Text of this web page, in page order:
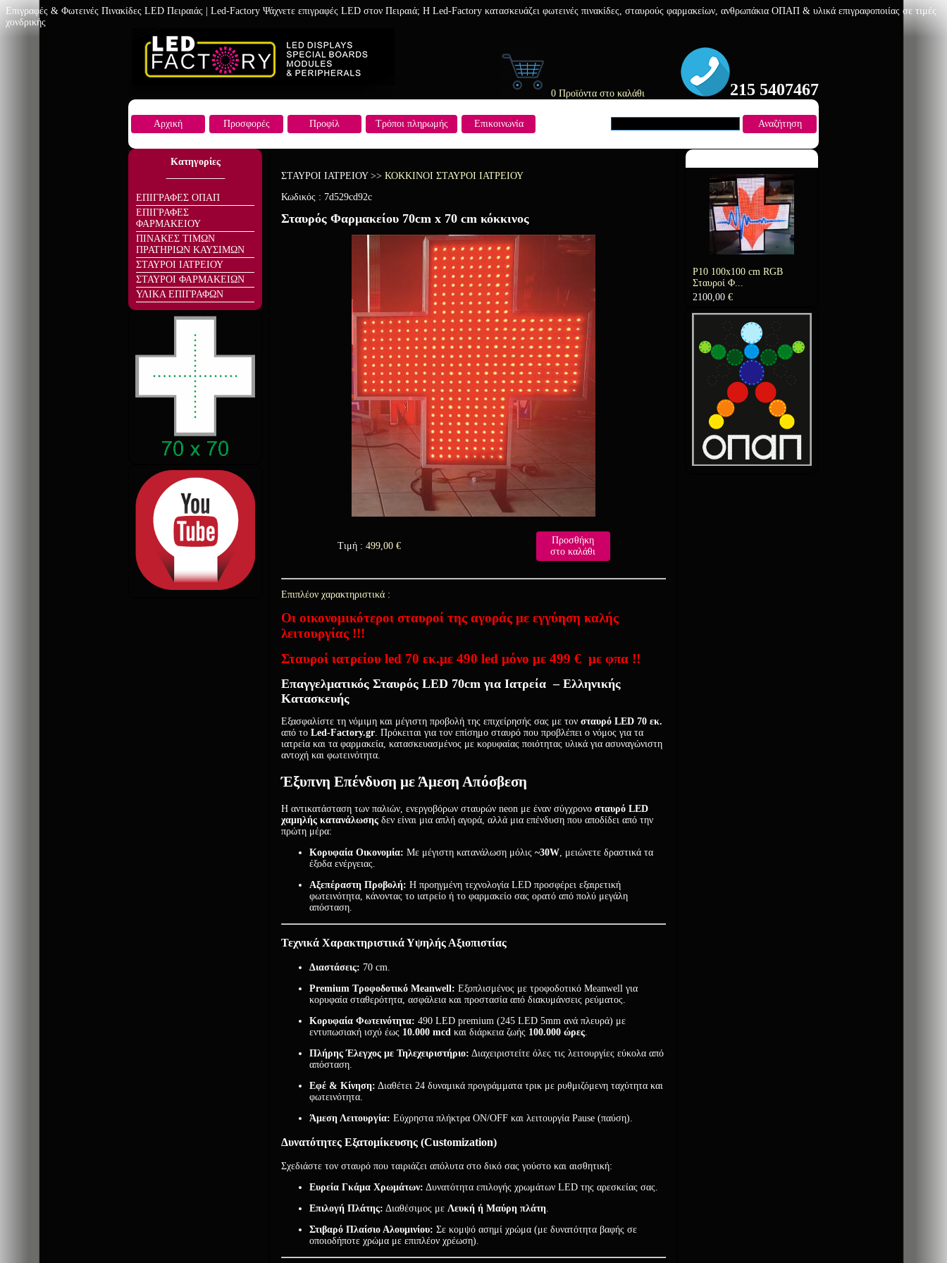
Επιγραφές & Φωτεινές Πινακίδες LED Πειραιάς | Led-Factory Ψάχνετε επιγραφές LED στον Πειραιά; Η Led-Factory κατασκευάζει φωτεινές πινακίδες, σταυρούς φαρμακείων, ανθρωπάκια ΟΠΑΠ & υλικά επιγραφοποιίας σε τιμές
χονδρικής
0 Προϊόντα στο καλάθι 215 5407467
Αρχική Προσφορές Προφίλ Τρόποι πληρωμής Επικοινωνία Αναζήτηση
Κατηγορίες
ΕΠΙΓΡΑΦΕΣ ΟΠΑΠ
ΕΠΙΓΡΑΦΕΣ
ΦΑΡΜΑΚΕΙΟΥ
ΠΙΝΑΚΕΣ ΤΙΜΩΝ
ΠΡΑΤΗΡΙΩΝ ΚΑΥΣΙΜΩΝ
ΣΤΑΥΡΟΙ ΙΑΤΡΕΙΟΥ
ΣΤΑΥΡΟΙ ΦΑΡΜΑΚΕΙΩΝ
ΥΛΙΚΑ ΕΠΙΓΡΑΦΩΝ
ΣΤΑΥΡΟΙ ΙΑΤΡΕΙΟΥ>> ΚΟΚΚΙΝΟΙ ΣΤΑΥΡΟΙ ΙΑΤΡΕΙΟΥ
Κωδικός : 7d529cd92c
Σταυρός Φαρμακείου 70cm x 70 cm κόκκινος
Τιμή : 499,00 €
Προσθήκη
στο καλάθι
Επιπλέον χαρακτηριστικά :
Οι οικονομικότεροι σταυροί της αγοράς με εγγύηση καλής
λειτουργίας !!!
Σταυροί ιατρείου led 70 εκ.με 490 led μόνο με 499 € με φπα !!
Επαγγελματικός Σταυρός LED 70cm για Ιατρεία – Ελληνικής
Κατασκευής
Εξασφαλίστε τη νόμιμη και μέγιστη προβολή της επιχείρησής σας με τον σταυρό LED 70 εκ.
από το Led-Factory.gr. Πρόκειται για τον επίσημο σταυρό που προβλέπει ο νόμος για τα
ιατρεία και τα φαρμακεία, κατασκευασμένος με κορυφαίας ποιότητας υλικά για ασυναγώνιστη
αντοχή και φωτεινότητα.
Έξυπνη Επένδυση με Άμεση Απόσβεση
Η αντικατάσταση των παλιών, ενεργοβόρων σταυρών neon με έναν σύγχρονο σταυρό LED
χαμηλής κατανάλωσης δεν είναι μια απλή αγορά, αλλά μια επένδυση που αποδίδει από την
πρώτη μέρα:
Κορυφαία Οικονομία: Με μέγιστη κατανάλωση μόλις ~30W , μειώνετε δραστικά τα
έξοδα ενέργειας.
Αξεπέραστη Προβολή: Η προηγμένη τεχνολογία LED προσφέρει εξαιρετική
φωτεινότητα, κάνοντας το ιατρείο ή το φαρμακείο σας ορατό από πολύ μεγάλη
απόσταση.
Τεχνικά Χαρακτηριστικά Υψηλής Αξιοπιστίας
Διαστάσεις: 70 cm.
Premium Τροφοδοτικό Meanwell: Εξοπλισμένος με τροφοδοτικό Meanwell για
κορυφαία σταθερότητα, ασφάλεια και προστασία από διακυμάνσεις ρεύματος.
Κορυφαία Φωτεινότητα: 490 LED premium (245 LED 5mm ανά πλευρά) με
εντυπωσιακή ισχύ έως 10.000 mcd και διάρκεια ζωής 100.000 ώρες
Πλήρης Έλεγχος με Τηλεχειριστήριο: Διαχειριστείτε όλες τις λειτουργίες εύκολα από
απόσταση.
Εφέ & Κίνηση: Διαθέτει 24 δυναμικά προγράμματα τρικ με ρυθμιζόμενη ταχύτητα και
φωτεινότητα.
Άμεση Λειτουργία: Εύχρηστα πλήκτρα ON/OFF και λειτουργία Pause (παύση).
Δυνατότητες Εξατομίκευσης (Customization)
Σχεδιάστε τον σταυρό που ταιριάζει απόλυτα στο δικό σας γούστο και αισθητική:
Ευρεία Γκάμα Χρωμάτων: Δυνατότητα επιλογής χρωμάτων LED της αρεσκείας σας.
Επιλογή Πλάτης: Διαθέσιμος με Λευκή ή Μαύρη πλάτη.
Στιβαρό Πλαίσιο Αλουμινίου: Σε κομψό ασημί χρώμα (με δυνατότητα βαφής σε
οποιοδήποτε χρώμα με επιπλέον χρέωση).
P10 100x100 cm RGB
Σταυροί Φ...
2100,00 €